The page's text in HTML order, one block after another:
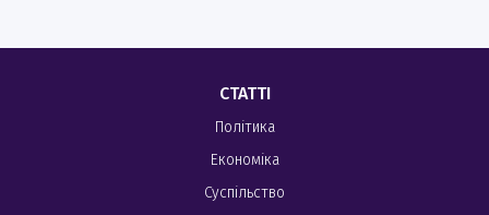
СТАТТІ
Політика
Економіка
Суспільство